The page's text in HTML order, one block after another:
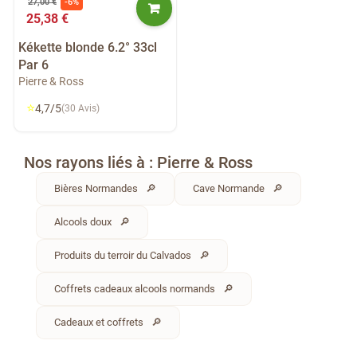
25,38 €
Kékette blonde 6.2° 33cl
Par 6
Pierre & Ross
⭐4,7/5(30 Avis)
Nos rayons liés à : Pierre & Ross
Bières Normandes Cave Normande
Alcools doux
Produits du terroir du Calvados
Coffrets cadeaux alcools normands
Cadeaux et coffrets